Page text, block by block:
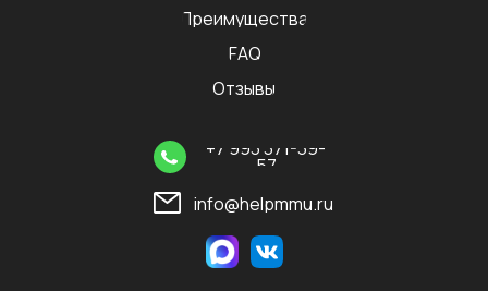
Преимущества
FAQ
Отзывы
+7 993 371-39-
57
info@helpmmu.ru